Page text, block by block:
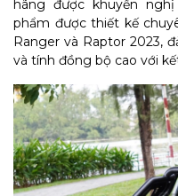
hãng được khuyến
phẩm được thiết kế
Ranger và Raptor 2023,
và tính đồng bộ cao với